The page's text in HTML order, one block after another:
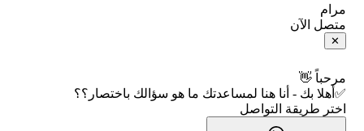
فلتر الأسهم الشرعي
📋 جميع الأسهم
🕌 الأسهم الحلال
📊 حاسبة الربح التراكمي
🧮 حاسبة متوسط سعر السهم
📅 التقويم الاقتصادي
الإبلاغ عن شركة نصابة
شروط الاستخدام
سياسة الخصوصية
مرام
متصل الآن
✕
مرحباً 👋
✅أهلا بك - أنا هنا لمساعدتك ما هو سؤالك باختصار؟؟
اختر طريقة التواصل